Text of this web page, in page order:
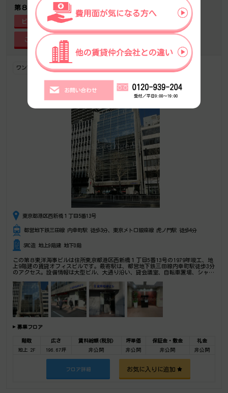
第８東洋海事
ビル詳細
ワンフロアワンテナント 駅上駅近
東京都港区西新橋１丁目5番13号
都営地下鉄三田線 内幸町駅 徒歩3分、東京メトロ銀座線 虎ノ門駅 徒歩4分
SRC造 地上9階建 地下0階
この第８東洋海事ビルは住所東京都港区西新橋１丁目5番13号の1979年竣工、地
上9階建の賃貸オフィスビルです。最寄駅は、都営地下鉄三田線内幸町駅徒歩3分
のアクセス。設備情報は大型ビル、大通り沿い、貸会議室、自転車置場、シャワ
ョン済み、部屋セキュリティ。是非一度ご内覧下さいませ！ その他、事務所、
オフィス移転、不動産の事なら何でもお気軽にご相談下さい。
募集フロア
階数 広さ 賃料総額(税別) 坪単価 保証金・敷金
礼金
地上 2F
196.67坪 非公開 非公開 非公開 非公開
フロア詳細 お気に入りに追加